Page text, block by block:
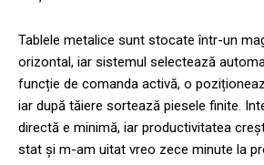
Tablele metalice sunt stocate într-un
orizontal, iar sistemul selectează
funcție de comanda activă, o
iar după tăiere sortează piesele finite.
directă e minimă, iar productivitatea
stat și m-am uitat vreo zece minute la